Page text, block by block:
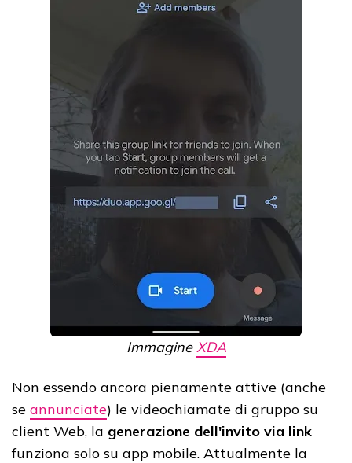
Immagine XDA
Non essendo ancora pienamente attive (anche
se annunciate) le videochiamate di gruppo su
client Web, la generazione dell'invito via link
funziona solo su app mobile. Attualmente la